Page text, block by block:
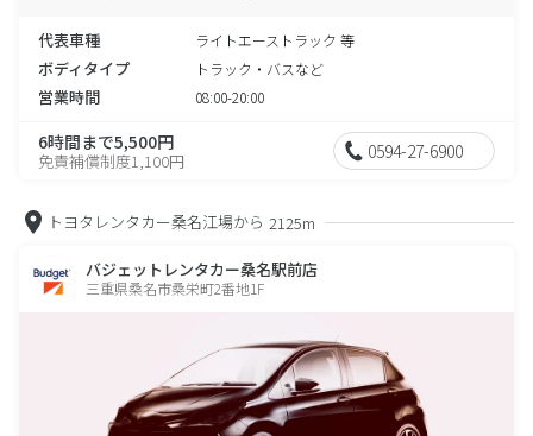
代表車種 ライトエーストラック 等
ボディタイプ トラック・バスなど
営業時間 08:00-20:00
6時間まで5,500円
免責補償制度1,100円 0594-27-6900
トヨタレンタカー桑名江場から 2125m
バジェットレンタカー桑名駅前店
三重県桑名市桑栄町2番地1F